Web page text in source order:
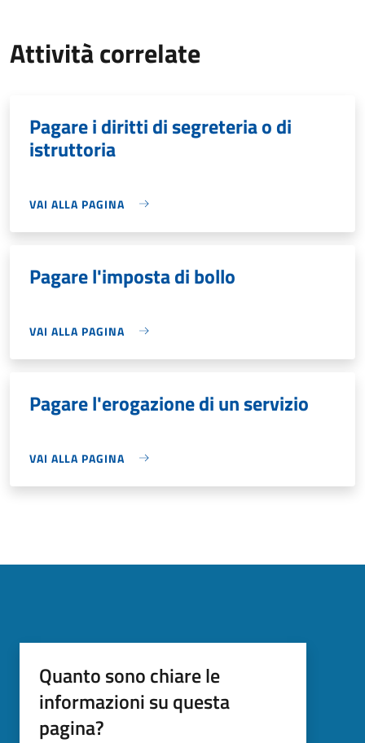
Attività correlate
Pagare i diritti di segreteria o di
istruttoria
VAI ALLA PAGINA
Pagare l'imposta di bollo
VAI ALLA PAGINA
Pagare l'erogazione di un servizio
VAI ALLA PAGINA
Quanto sono chiare le
informazioni su questa
pagina?